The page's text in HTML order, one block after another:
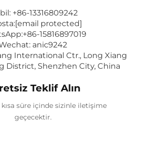
+86-13316809242
[email protected]
+86-15816897019
anic9242
International Ctr., Long Xiang
District, Shenzhen City, China
Teklif Alın
süre içinde sizinle iletişime
geçecektir.